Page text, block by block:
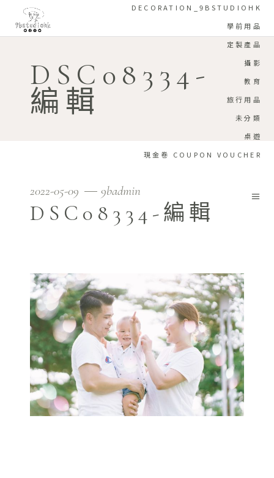
DECORATION_9BSTUDIOHK
學前用品
定製產品
攝影
教育
旅行用品
未分類
桌遊
現金卷 COUPON VOUCHER
DSC08334-
編輯
2022-05-09 9badmin
DSC08334-編輯